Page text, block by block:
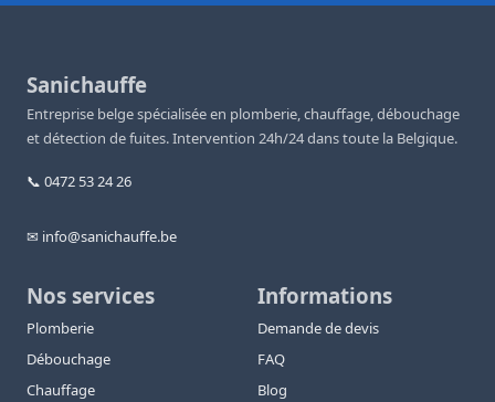
Sanichauffe
Entreprise belge spécialisée en plomberie, chauffage, débouchage
et détection de fuites. Intervention 24h/24 dans toute la Belgique.
📞 0472 53 24 26
✉ info@sanichauffe.be
Nos services
Plomberie
Débouchage
Chauffage
Informations
Demande de devis
FAQ
Blog